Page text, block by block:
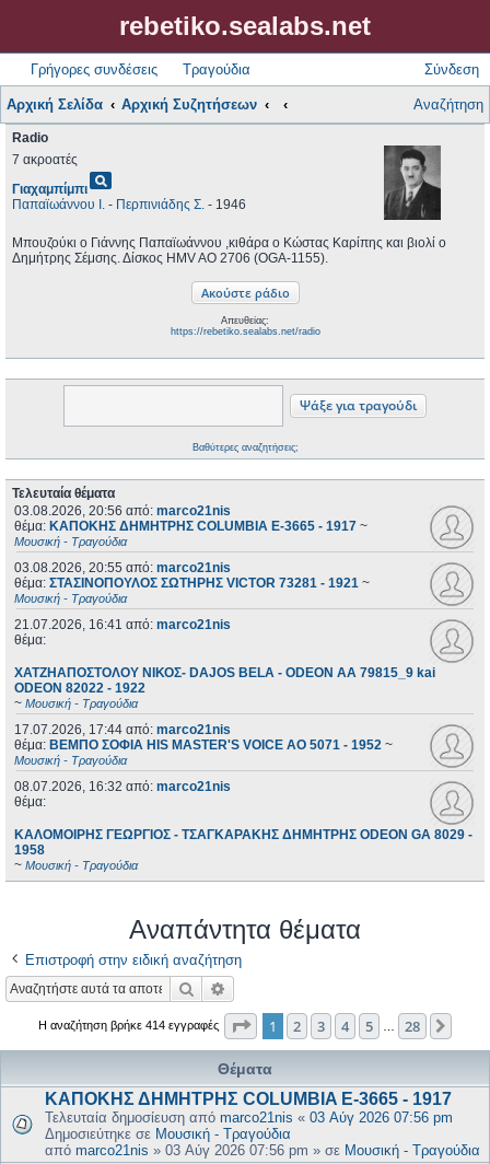
rebetiko.sealabs.net
Γρήγορες συνδέσεις Τραγούδια Σύνδεση
Αρχική Σελίδα Αρχική Συζητήσεων Αναζήτηση
Radio
7 ακροατές
Γιαχαμπίμπιpageview
Παπαϊωάννου Ι. - Περπινιάδης Σ. - 1946
Μπουζούκι ο Γιάννης Παπαϊωάννου ,κιθάρα ο Κώστας Καρίπης και βιολί ο
Δημήτρης Σέμσης. Δίσκος HMV AO 2706 (OGA-1155).
Απευθείας:
https://rebetiko.sealabs.net/radio
Βαθύτερες αναζητήσεις;
Τελευταία θέματα
03.08.2026, 20:56 από: marco21nis
θέμα: ΚΑΠΟΚΗΣ ΔΗΜΗΤΡΗΣ COLUMBIA E-3665 - 1917 ~
Μουσική - Τραγούδια
03.08.2026, 20:55 από: marco21nis
θέμα: ΣΤΑΣΙΝΟΠΟΥΛΟΣ ΣΩΤΗΡΗΣ VICTOR 73281 - 1921 ~
Μουσική - Τραγούδια
21.07.2026, 16:41 από: marco21nis
θέμα:
ΧΑΤΖΗΑΠΟΣΤΟΛΟΥ ΝΙΚΟΣ- DAJOS BELA - ODEON AA 79815_9 kai
ODEON 82022 - 1922
~ Μουσική - Τραγούδια
17.07.2026, 17:44 από: marco21nis
θέμα: ΒΕΜΠΟ ΣΟΦΙΑ HIS MASTER'S VOICE AO 5071 - 1952 ~
Μουσική - Τραγούδια
08.07.2026, 16:32 από: marco21nis
θέμα:
ΚΑΛΟΜΟΙΡΗΣ ΓΕΩΡΓΙΟΣ - ΤΣΑΓΚΑΡΑΚΗΣ ΔΗΜΗΤΡΗΣ ODEON GA 8029 -
1958
~ Μουσική - Τραγούδια
Αναπάντητα θέματα
Επιστροφή στην ειδική αναζήτηση
Αναζήτηση
Η αναζήτηση βρήκε 414 εγγραφές Σελίδα από28
1 2 3 4 5 28
Θέματα
ΚΑΠΟΚΗΣ ΔΗΜΗΤΡΗΣ COLUMBIA E-3665 - 1917
Τελευταία δημοσίευση από marco21nis « 03 Αύγ 2026 07:56 pm
Δημοσιεύτηκε σε Μουσική - Τραγούδια
από marco21nis » 03 Αύγ 2026 07:56 pm » σε Μουσική - Τραγούδια